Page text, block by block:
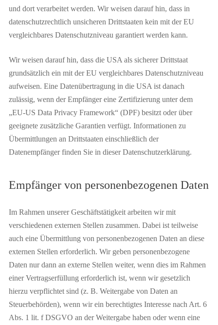
und dort verarbeitet werden. Wir weisen darauf hin, dass in
datenschutzrechtlich unsicheren Drittstaaten kein mit der EU
vergleichbares Datenschutzniveau garantiert werden kann.
Wir weisen darauf hin, dass die USA als sicherer Drittstaat
grundsätzlich ein mit der EU vergleichbares Datenschutzniveau
aufweisen. Eine Datenübertragung in die USA ist danach
zulässig, wenn der Empfänger eine Zertifizierung unter dem
„EU-US Data Privacy Framework“ (DPF) besitzt oder über
geeignete zusätzliche Garantien verfügt. Informationen zu
Übermittlungen an Drittstaaten einschließlich der
Datenempfänger finden Sie in dieser Datenschutzerklärung.
Empfänger von personenbezogenen Daten
Im Rahmen unserer Geschäftstätigkeit arbeiten wir mit
verschiedenen externen Stellen zusammen. Dabei ist teilweise
auch eine Übermittlung von personenbezogenen Daten an diese
externen Stellen erforderlich. Wir geben personenbezogene
Daten nur dann an externe Stellen weiter, wenn dies im Rahmen
einer Vertragserfüllung erforderlich ist, wenn wir gesetzlich
hierzu verpflichtet sind (z. B. Weitergabe von Daten an
Steuerbehörden), wenn wir ein berechtigtes Interesse nach Art. 6
Abs. 1 lit. f DSGVO an der Weitergabe haben oder wenn eine